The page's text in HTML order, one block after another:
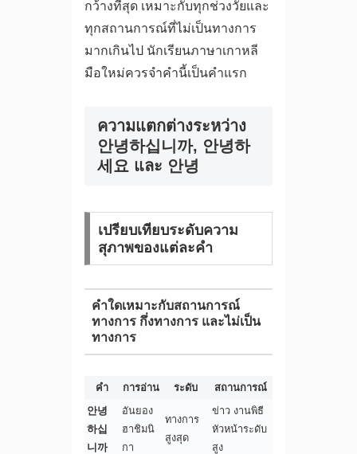
กว้างที่สุด เหมาะกับทุกช่วงวัยและ
ทุกสถานการณ์ที่ไม่เป็นทางการ
มากเกินไป นักเรียนภาษาเกาหลี
มือใหม่ควรจำคำนี้เป็นคำแรก
ความแตกต่างระหว่าง
안녕하십니까, 안녕하
세요 และ 안녕
เปรียบเทียบระดับความ
สุภาพของแต่ละคำ
คำใดเหมาะกับสถานการณ์
ทางการ กึ่งทางการ และไม่เป็น
ทางการ
คำ การอ่าน ระดับ
สถานการณ์
안녕
하십
니까
อันยอง
ฮาชิมนิ
กา
ทางการ
สูงสุด
ข่าว งานพิธี
หัวหน้าระดับ
สูง